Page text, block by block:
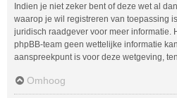
Indien je niet zeker bent of deze wet al
waarop je wil registreren van toepassing
juridisch raadgever voor meer informatie.
phpBB-team geen wettelijke informatie
aanspreekpunt is voor deze wetgeving,
Omhoog